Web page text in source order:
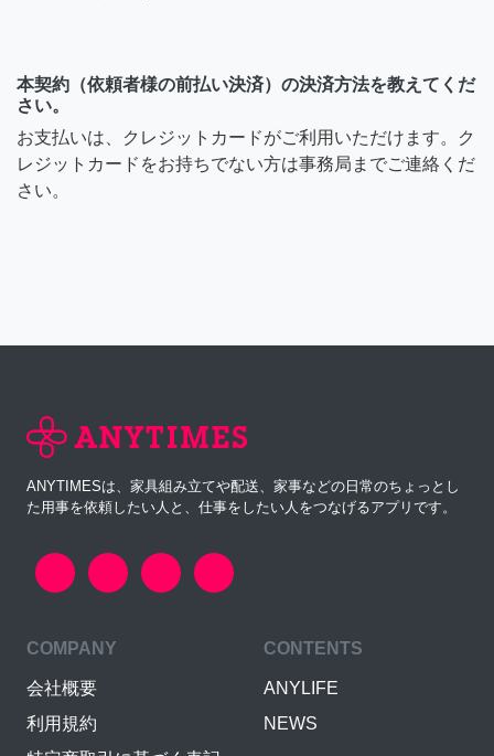
本契約（依頼者様の前払い決済）の決済方法を教えてくだ
さい。
お支払いは、クレジットカードがご利用いただけます。ク
レジットカードをお持ちでない方は事務局までご連絡くだ
さい。
ANYTIMESは、家具組み立てや配送、家事などの日常のちょっとし
た用事を依頼したい人と、仕事をしたい人をつなげるアプリです。
COMPANY
会社概要
利用規約
CONTENTS
ANYLIFE
NEWS